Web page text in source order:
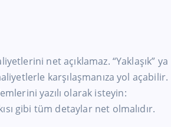
net açıklamaz. “Yaklaşık” ya
karşılaşmanıza yol açabilir.
yazılı olarak isteyin:
gibi tüm detaylar net olmalıdır.